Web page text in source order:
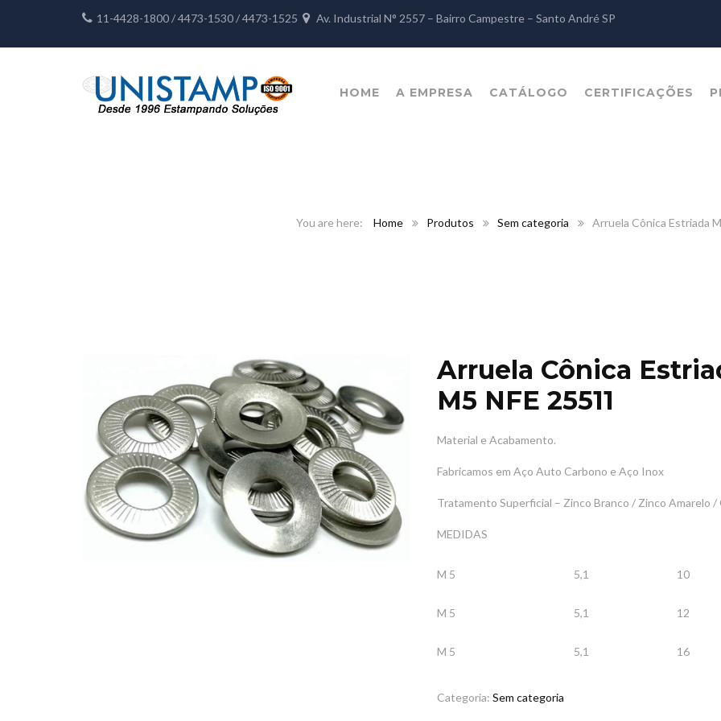
11-4428-1800 / 4473-1530 / 4473-1525 Av. Industrial N° 2557 – Bairro Campestre – Santo André SP
HOME A EMPRESA CATÁLOGO CERTIFICAÇÕES
Home Produtos Sem categoria Arruela Cônica Estriada
Arruela Cônica
M5 NFE 25511
Material e Acabamento.
Fabricamos em Aço Auto Carbono e Aço Inox
Tratamento Superficial – Zinco Branco / Zinco Amarelo /
MEDIDAS
M 5 5,1 10
M 5 5,1 12
M 5 5,1 16
Categoria: Sem categoria